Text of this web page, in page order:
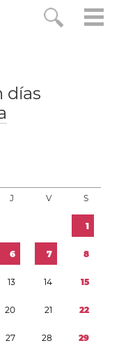
días
J V S
1
6 7 8
13 14 15
20 21 22
27 28 29